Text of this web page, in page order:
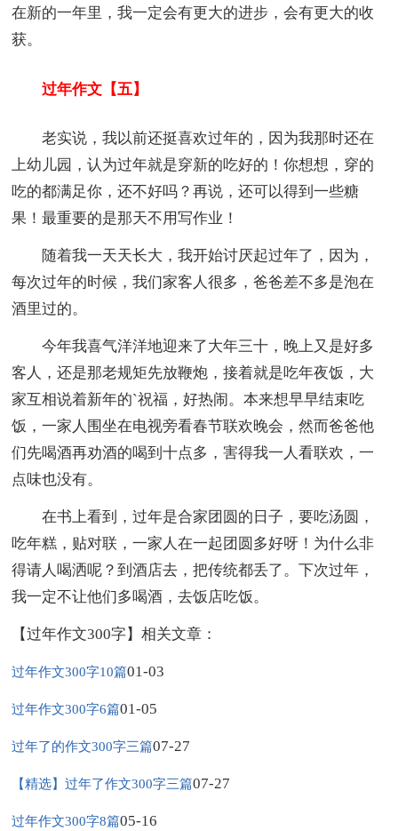
在新的一年里，我一定会有更大的进步，会有更大的收
获。
过年作文【五】
老实说，我以前还挺喜欢过年的，因为我那时还在
上幼儿园，认为过年就是穿新的吃好的！你想想，穿的
吃的都满足你，还不好吗？再说，还可以得到一些糖
果！最重要的是那天不用写作业！
随着我一天天长大，我开始讨厌起过年了，因为，
每次过年的时候，我们家客人很多，爸爸差不多是泡在
酒里过的。
今年我喜气洋洋地迎来了大年三十，晚上又是好多
客人，还是那老规矩先放鞭炮，接着就是吃年夜饭，大
家互相说着新年的`祝福，好热闹。本来想早早结束吃
饭，一家人围坐在电视旁看春节联欢晚会，然而爸爸他
们先喝酒再劝酒的喝到十点多，害得我一人看联欢，一
点味也没有。
在书上看到，过年是合家团圆的日子，要吃汤圆，
吃年糕，贴对联，一家人在一起团圆多好呀！为什么非
得请人喝洒呢？到酒店去，把传统都丢了。下次过年，
我一定不让他们多喝酒，去饭店吃饭。
【过年作文300字】相关文章：
过年作文300字10篇01-03
过年作文300字6篇01-05
过年了的作文300字三篇07-27
【精选】过年了作文300字三篇07-27
过年作文300字8篇05-16